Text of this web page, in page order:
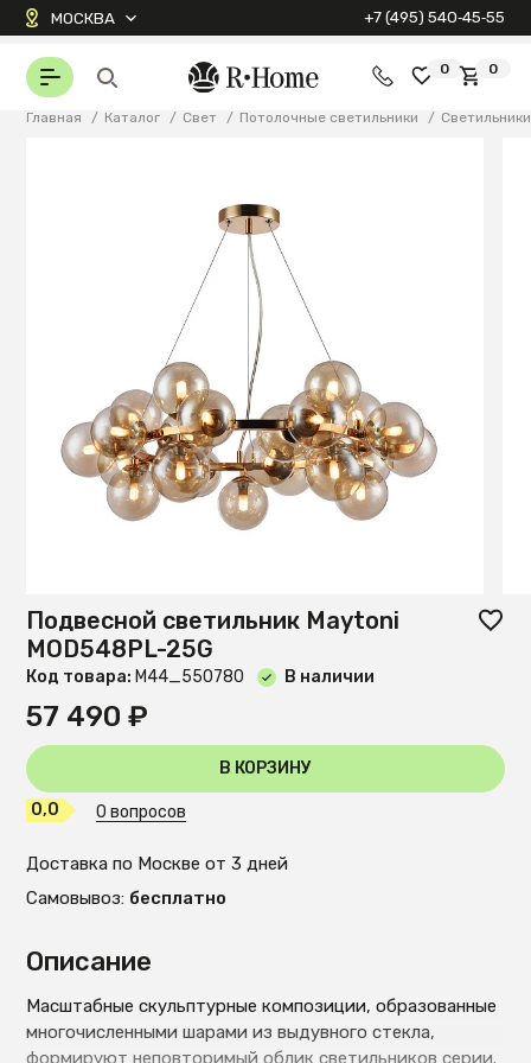
МОСКВА +7 (495) 540‑45‑55
0 0
Главная / Каталог / Свет / Потолочные светильники / Светильники
Описание
Масштабные скульптурные композиции, образованные
многочисленными шарами из выдувного стекла,
формируют неповторимый облик светильников серии.
Подвесной светильник Maytoni
MOD548PL-25G
Код товара: М44_550780 В наличии
57 490 ₽
В КОРЗИНУ
0,0 0 вопросов
Доставка по Москве от 3 дней
Самовывоз: бесплатно